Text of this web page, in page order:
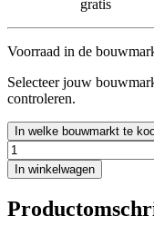
gratis
Voorraad in de
Selecteer jouw
controleren.
In welke bouwmarkt te
In winkelwagen